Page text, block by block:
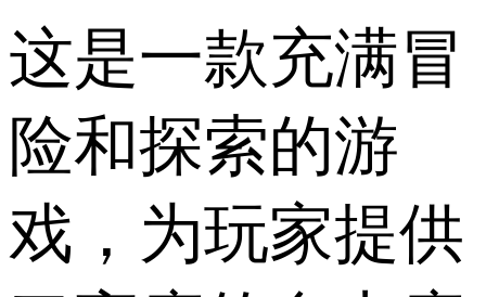
这是一款充满冒
险和探索的游
戏，为玩家提供